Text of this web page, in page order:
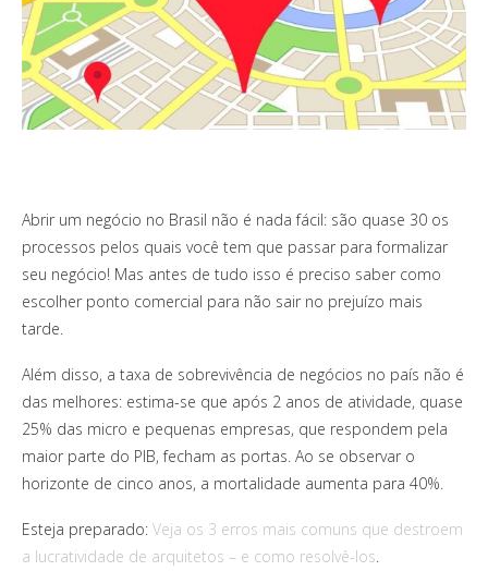
Abrir um negócio no Brasil não é nada fácil: são quase 30 os
processos pelos quais você tem que passar para formalizar
seu negócio! Mas antes de tudo isso é preciso saber como
escolher ponto comercial para não sair no prejuízo mais
tarde.
Além disso, a taxa de sobrevivência de negócios no país não é
das melhores: estima-se que após 2 anos de atividade, quase
25% das micro e pequenas empresas, que respondem pela
maior parte do PIB, fecham as portas. Ao se observar o
horizonte de cinco anos, a mortalidade aumenta para 40%.
Esteja preparado: Veja os 3 erros mais comuns que destroem
a lucratividade de arquitetos – e como resolvê-los